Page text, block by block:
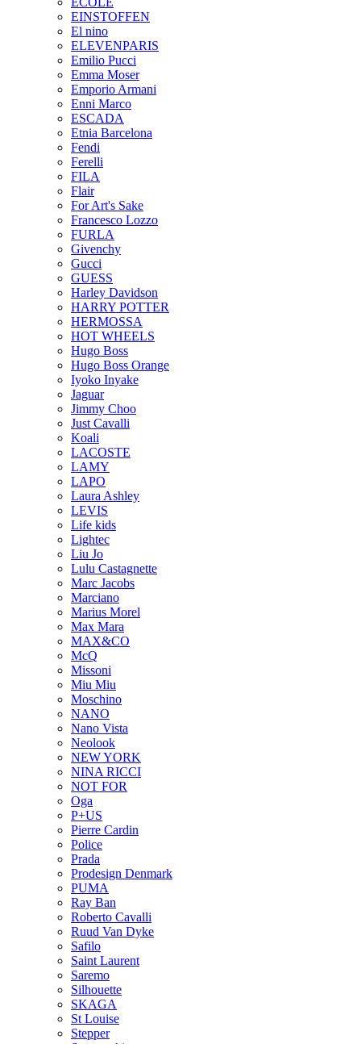
EINSTOFFEN
El nino
ELEVENPARIS
Emilio Pucci
Emma Moser
Emporio Armani
Enni Marco
ESCADA
Etnia Barcelona
Fendi
Ferelli
FILA
Flair
For Art's Sake
Francesco Lozzo
FURLA
Givenchy
Gucci
GUESS
Harley Davidson
HARRY POTTER
HERMOSSA
HOT WHEELS
Hugo Boss
Hugo Boss Orange
Iyoko Inyake
Jaguar
Jimmy Choo
Just Cavalli
Koali
LACOSTE
LAMY
LAPO
Laura Ashley
LEVIS
Life kids
Lightec
Liu Jo
Lulu Castagnette
Marc Jacobs
Marciano
Marius Morel
Max Mara
MAX&CO
McQ
Missoni
Miu Miu
Moschino
NANO
Nano Vista
Neolook
NEW YORK
NINA RICCI
NOT FOR
Oga
P+US
Pierre Cardin
Police
Prada
Prodesign Denmark
PUMA
Ray Ban
Roberto Cavalli
Ruud Van Dyke
Safilo
Saint Laurent
Saremo
Silhouette
SKAGA
St Louise
Stepper